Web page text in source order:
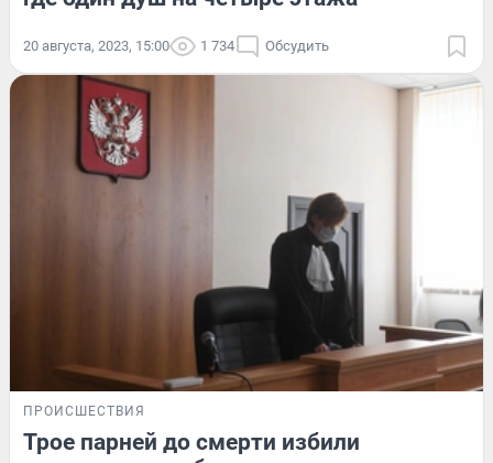
20 августа, 2023, 15:00 1 734 Обсудить
ПРОИСШЕСТВИЯ
Трое парней до смерти избили